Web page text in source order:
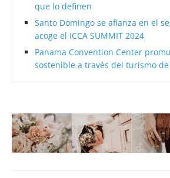
que lo definen
Santo Domingo se afianza en el
acoge el ICCA SUMMIT 2024
Panama Convention Center
sostenible a través del turismo